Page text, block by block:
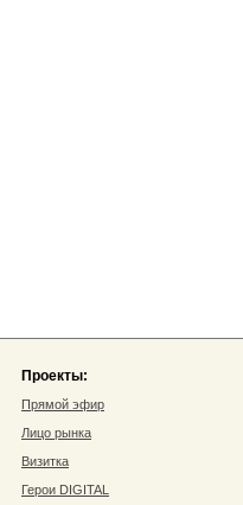
Проекты:
Прямой эфир
Лицо рынка
Визитка
Герои DIGITAL